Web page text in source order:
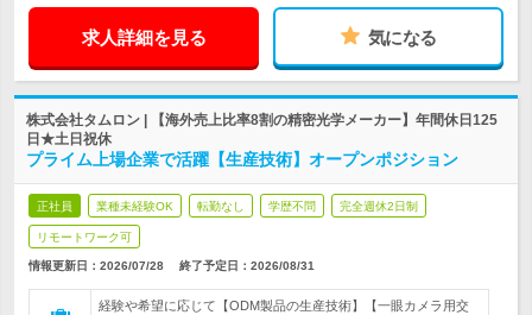
求人詳細を見る 気になる
株式会社タムロン | 【海外売上比率8割の精密光学メーカー】年間休日125
日★土日祝休
プライム上場企業で活躍【生産技術】オープンポジション
正社員 業種未経験OK 転勤なし 学歴不問 完全週休2日制
リモートワーク可
情報更新日：2026/07/28 終了予定日： 2026/08/31
経験や希望に応じて【ODM製品の生産技術】【一眼カメラ用交